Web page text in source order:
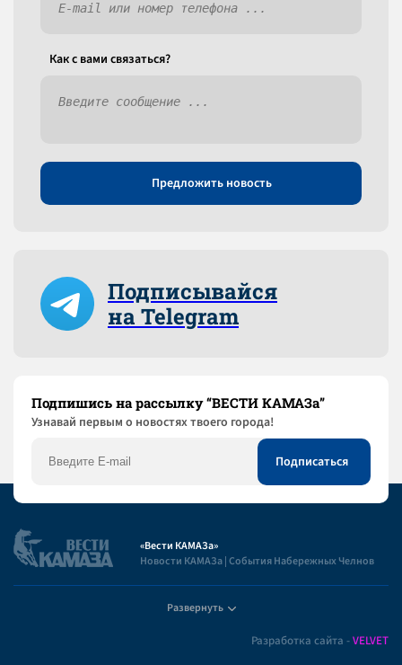
Как c вами связаться?
Предложить новость
Подписывайся
на Telegram
Подпишись на рассылку “ВЕСТИ КАМАЗа”
Узнaвай первым о новостях твоего города!
«Вести КАМАЗа»
Новости КАМАЗа | События Набережных Челнов
Развернуть
Разработка сайта -VELVET